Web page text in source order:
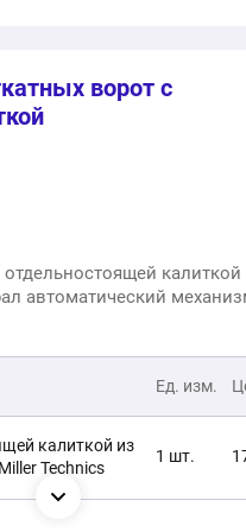
ворот с
калиткой
автоматический
Ед. изм.
калиткой из
Technics
1 шт.